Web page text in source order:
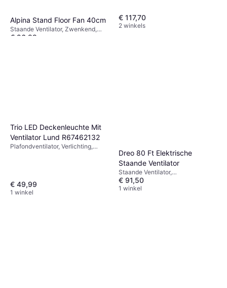
Alpina Stand Floor Fan 40cm
Staande Ventilator, Zwenkend,
Kantelbaar
€ 26,99
€ 117,70
2 winkels
Trio LED Deckenleuchte Mit
Ventilator Lund R67462132
Plafondventilator, Verlichting,
€ 49,99
1 winkel
Dreo 80 Ft Elektrische
Staande Ventilator
Staande Ventilator,
Afstandsbediening, Zwenkend,
Timer
€ 91,50
1 winkel